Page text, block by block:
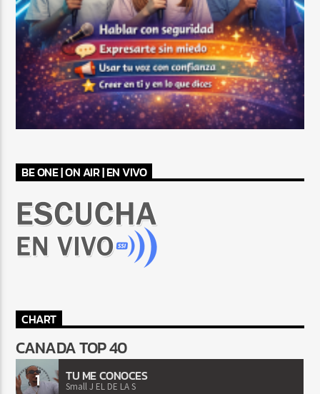
BE ONE | ON AIR | EN VIVO
CHART
CANADA TOP 40
1 TU ME CONOCES
Small J EL DE LA S